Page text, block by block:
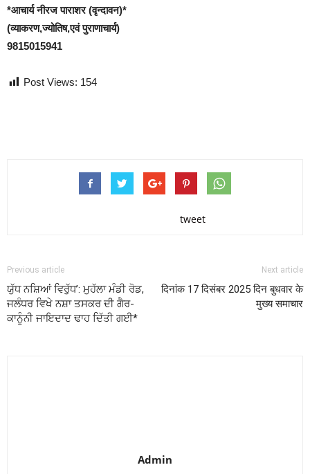
*आचार्य नीरज पाराशर (वृन्दावन)*
(व्याकरण,ज्योतिष,एवं पुराणाचार्य)
9815015941
Post Views: 154
tweet
Previous article
ਯੁੱਧ ਨਸ਼ਿਆਂ ਵਿਰੁੱਧ’: ਮੁਹੱਲਾ ਮੰਡੀ ਰੋਡ,
ਜਲੰਧਰ ਵਿਖੇ ਨਸ਼ਾ ਤਸਕਰ ਦੀ ਗੈਰ-
ਕਾਨੂੰਨੀ ਜਾਇਦਾਦ ਢਾਹ ਦਿੱਤੀ ਗਈ*
Next article
दिनांक 17 दिसंबर 2025 दिन बुधवार के
मुख्य समाचार
Admin